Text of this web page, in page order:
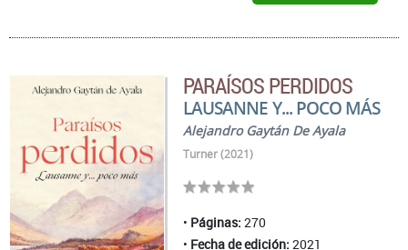
PARAÍSOS PERDIDOS
LAUSANNE Y... POCO MÁS
Alejandro Gaytán De Ayala
Turner (2021)
Páginas: 270
Fecha de edición: 2021